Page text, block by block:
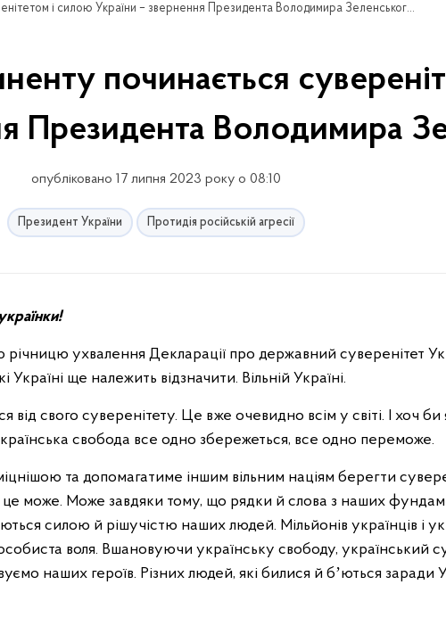
Безпека нашого континенту починається суверенітетом і силою України – звернення Президента Володимира Зеленського
починається
Президента Володимира
опубліковано 17 липня 2023 року о 08:10
Президент України Протидія російській агресії
ухвалення Декларації про державний суверенітет
Україні ще належить відзначити. Вільній Україні.
від свого суверенітету. Це вже очевидно всім у світі. І хоч
свобода все одно збережеться, все одно переможе.
та допомагатиме іншим вільним націям берегти
це може. Може завдяки тому, що рядки й слова з наших
силою й рішучістю наших людей. Мільйонів українців і
воля. Вшановуючи українську свободу, український
наших героїв. Різних людей, які билися й бʼються заради